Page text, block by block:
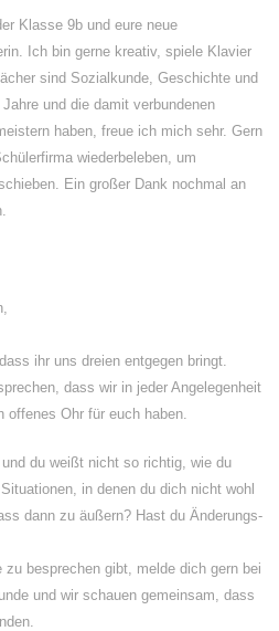
Klasse 9b und eure neue
Ich bin gerne kreativ, spiele Klavier
sind Sozialkunde, Geschichte und
und die damit verbundenen
haben, freue ich mich sehr. Gern
wiederbeleben, um
Ein großer Dank nochmal an
ihr uns dreien entgegen bringt.
dass wir in jeder Angelegenheit
offenes Ohr für euch haben.
du weißt nicht so richtig, wie du
in denen du dich nicht wohl
dann zu äußern? Hast du Änderungs-
zu besprechen gibt, melde dich gern bei
und wir schauen gemeinsam, dass